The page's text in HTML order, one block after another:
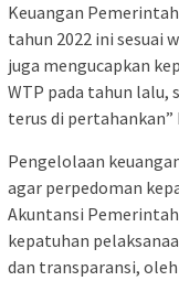
Keuangan
tahun 2022 ini sesuai
juga mengucapkan
WTP pada tahun lalu,
terus di pertahankan”
Pengelolaan
agar perpedoman
Akuntansi
kepatuhan
dan transparansi,